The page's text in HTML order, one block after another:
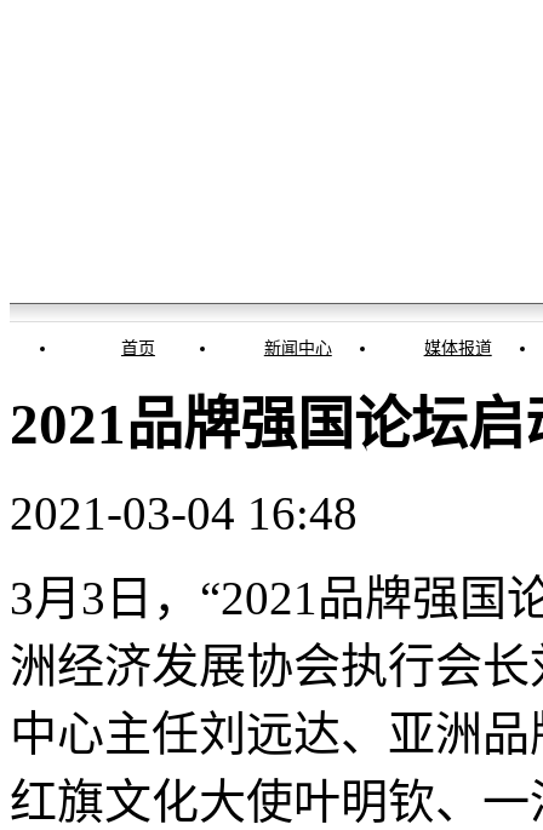
首页 新闻中心 媒体报道
2021品牌强国论坛
2021-03-04 16:48
3月3日，“2021品牌强国
洲经济发展协会执行会
中心主任刘远达、亚洲
红旗文化大使叶明钦、